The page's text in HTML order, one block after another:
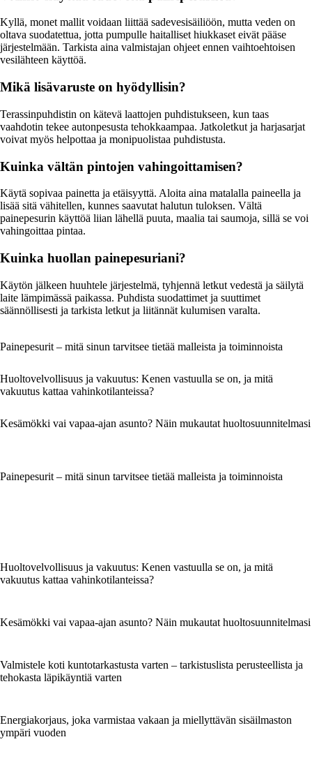
Kyllä, monet mallit voidaan liittää sadevesisäiliöön, mutta veden on
oltava suodatettua, jotta pumpulle haitalliset hiukkaset eivät pääse
järjestelmään. Tarkista aina valmistajan ohjeet ennen vaihtoehtoisen
vesilähteen käyttöä.
Mikä lisävaruste on hyödyllisin?
Terassinpuhdistin on kätevä laattojen puhdistukseen, kun taas
vaahdotin tekee autonpesusta tehokkaampaa. Jatkoletkut ja harjasarjat
voivat myös helpottaa ja monipuolistaa puhdistusta.
Kuinka vältän pintojen vahingoittamisen?
Käytä sopivaa painetta ja etäisyyttä. Aloita aina matalalla paineella ja
lisää sitä vähitellen, kunnes saavutat halutun tuloksen. Vältä
painepesurin käyttöä liian lähellä puuta, maalia tai saumoja, sillä se voi
vahingoittaa pintaa.
Kuinka huollan painepesuriani?
Käytön jälkeen huuhtele järjestelmä, tyhjennä letkut vedestä ja säilytä
laite lämpimässä paikassa. Puhdista suodattimet ja suuttimet
säännöllisesti ja tarkista letkut ja liitännät kulumisen varalta.
Painepesurit – mitä sinun tarvitsee tietää malleista ja toiminnoista
Huoltovelvollisuus ja vakuutus: Kenen vastuulla se on, ja mitä
vakuutus kattaa vahinkotilanteissa?
Kesämökki vai vapaa-ajan asunto? Näin mukautat huoltosuunnitelmasi
Painepesurit – mitä sinun tarvitsee tietää malleista ja toiminnoista
Huoltovelvollisuus ja vakuutus: Kenen vastuulla se on, ja mitä
vakuutus kattaa vahinkotilanteissa?
Kesämökki vai vapaa-ajan asunto? Näin mukautat huoltosuunnitelmasi
Valmistele koti kuntotarkastusta varten – tarkistuslista perusteellista ja
tehokasta läpikäyntiä varten
Energiakorjaus, joka varmistaa vakaan ja miellyttävän sisäilmaston
ympäri vuoden